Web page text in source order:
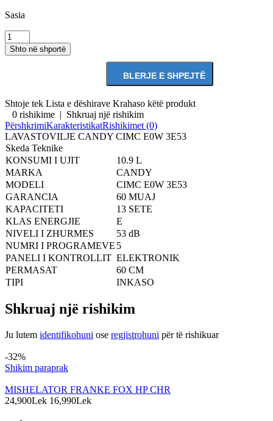
Sasia
Shtoje tek Lista e dëshirave Krahaso këtë produkt
0 rishikime | Shkruaj një rishikim
PërshkrimiKarakteristikatRishikimet (0)
LAVASTOVILJE CANDY CIMC E0W 3E53
Skeda Teknike
KONSUMI I UJIT
10.9 L
MARKA
CANDY
MODELI
CIMC E0W 3E53
GARANCIA
60 MUAJ
KAPACITETI
13 SETE
KLAS ENERGJIE
E
NIVELI I ZHURMES
53 dB
NUMRI I PROGRAMEVE 5
PANELI I KONTROLLIT ELEKTRONIK
PERMASAT
60 CM
TIPI
INKASO
Shkruaj një rishikim
Ju lutem identifikohuni ose regjistrohuni për të rishikuar
-32%
Shikim paraprak
MISHELATOR FRANKE FOX HP CHR
24,900Lek 16,990Lek